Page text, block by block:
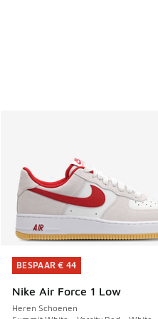
BESPAAR € 44
Nike Air Force 1 Low
Heren Schoenen
BESPAAR € 44